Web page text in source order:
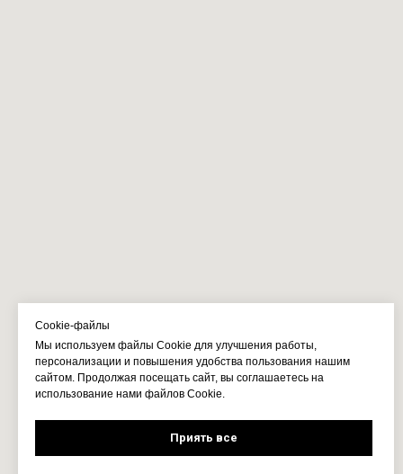
Cookie-файлы
Мы используем файлы Cookie для улучшения работы,
персонализации и повышения удобства пользования нашим
сайтом. Продолжая посещать сайт, вы соглашаетесь на
использование нами файлов Cookie.
Приять все